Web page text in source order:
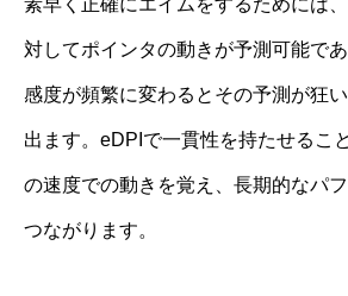
素早く正確にエイムをするためには
対してポインタの動きが予測可能であ
感度が頻繁に変わるとその予測が狂
出ます。eDPIで一貫性を持たせるこ
の速度での動きを覚え、長期的なパ
つながります。